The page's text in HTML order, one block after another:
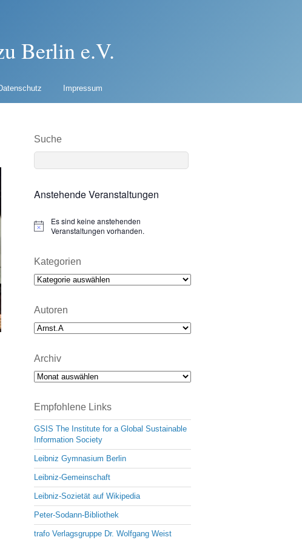
Berlin e.V.
Impressum
Suche
Anstehende Veranstaltungen
N
i
c
e
Es sind keine anstehenden
Veranstaltungen vorhanden.
Kategorien
Kategorien
Autoren
Archiv
Archiv
Empfohlene Links
GSIS The Institute for a Global Sustainable
Information Society
Leibniz Gymnasium Berlin
Leibniz-Gemeinschaft
Leibniz-Sozietät auf Wikipedia
Peter-Sodann-Bibliothek
trafo Verlagsgruppe Dr. Wolfgang Weist